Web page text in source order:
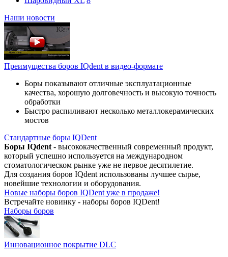
Наши новости
Преимущества боров IQdent в видео-формате
Боры показывают отличные эксплуатационные
качества, хорошую долговечность и высокую точность
обработки
Быстро распиливают несколько металлокерамических
мостов
Стандартные боры IQDent
Боры IQdent - высококачественный современный продукт,
который успешно используется на международном
стоматологическом рынке уже не первое десятилетие.
Для создания боров IQdent использованы лучшее сырье,
новейшие технологии и оборудования.
Новые наборы боров IQDent уже в продаже!
Встречайте новинку - наборы боров IQDent!
Наборы боров
Инновационное покрытие DLC